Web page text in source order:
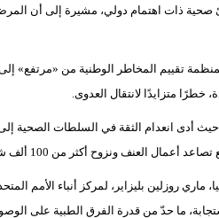
ذات اهتمام دولي، مشيرة إلى أن
تقييم المخاطر الوطنية من «مرتفع» إلى
متزايدًا لانتقال العدوى.
أدى انعدام الثقة في السلطات الصحية
أعمال العنف ونزوح أكثر من 100 ألف شخص.
روزلين بليزاير، لمركز أنباء الأمم
ما حدّ من قدرة الفرق الطبية على